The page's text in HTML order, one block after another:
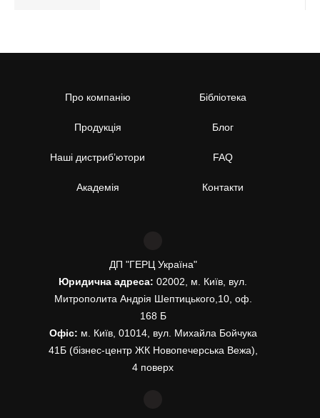
Про компанію
Продукція
Наші дистриб’ютори
Академія
Бібліотека
Блог
FAQ
Контакти
ДП "ГЕРЦ Україна"
Юридична адреса: 02002, м. Київ, вул.
Митрополита Андрія Шептицького,10, оф.
168 Б
Офіс: м. Київ, 01014, вул. Михайла Бойчука
41Б (бізнес-центр ЖК Новопечерська Вежа),
4 поверх